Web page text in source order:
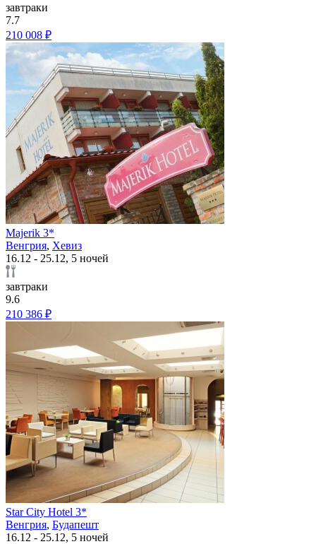
завтраки
7.7
210 008 ₽
Majerik 3*
Венгрия, Хевиз
16.12 - 25.12, 5 ночей
завтраки
9.6
210 386 ₽
Star City Hotel 3*
Венгрия, Будапешт
16.12 - 25.12, 5 ночей